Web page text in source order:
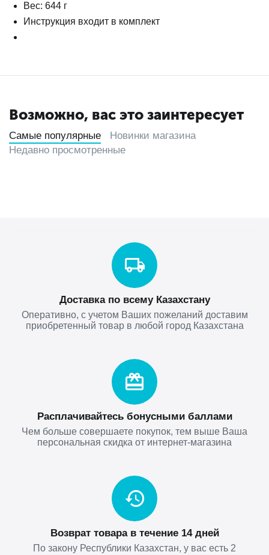
Вес: 644 г
Инструкция входит в комплект
Возможно, вас это заинтересует
Самые популярные
Новинки магазина
Недавно просмотренные
Доставка по всему Казахстану
Оперативно, с учетом Ваших пожеланий доставим
приобретенный товар в любой город Казахстана
Расплачивайтесь бонусными баллами
Чем больше совершаете покупок, тем выше Ваша
персональная скидка от интернет-магазина
Возврат товара в течение 14 дней
По закону Республики Казахстан, у вас есть 2